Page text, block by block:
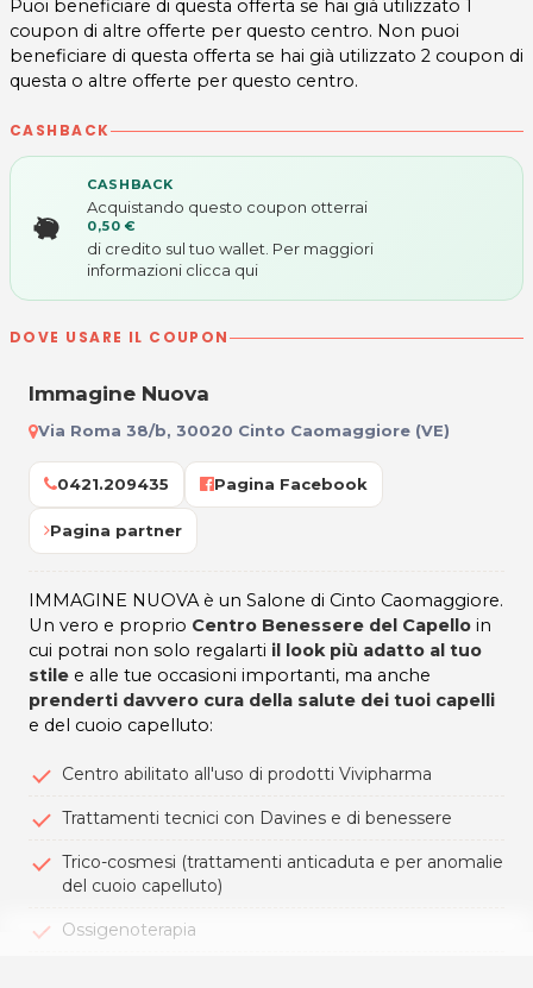
Puoi beneficiare di questa offerta se hai già utilizzato 1
coupon di altre offerte per questo centro. Non puoi
beneficiare di questa offerta se hai già utilizzato 2 coupon di
questa o altre offerte per questo centro.
CASHBACK
CASHBACK
Acquistando questo coupon otterrai
0,50 €
di credito sul tuo wallet. Per maggiori
informazioni clicca qui
DOVE USARE IL COUPON
Immagine Nuova
Via Roma 38/b, 30020 Cinto Caomaggiore (VE)
0421.209435 Pagina Facebook
Pagina partner
IMMAGINE NUOVA è un Salone di Cinto Caomaggiore.
Un vero e proprio Centro Benessere del Capello in
cui potrai non solo regalarti il look più adatto al tuo
stile e alle tue occasioni importanti, ma anche
prenderti davvero cura della salute dei tuoi capelli
e del cuoio capelluto:
Centro abilitato all'uso di prodotti Vivipharma
Trattamenti tecnici con Davines e di benessere
Trico-cosmesi (trattamenti anticaduta e per anomalie
del cuoio capelluto)
Ossigenoterapia